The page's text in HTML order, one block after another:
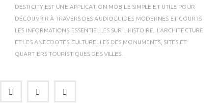
DESTICITY EST UNE APPLICATION MOBILE SIMPLE ET UTILE POUR
DÉCOUVRIR À TRAVERS DES AUDIOGUIDES MODERNES ET COURTS
LES INFORMATIONS ESSENTIELLES SUR L'HISTOIRE, L'ARCHITECTURE
ET LES ANECDOTES CULTURELLES DES MONUMENTS, SITES ET
QUARTIERS TOURISTIQUES DES VILLES.